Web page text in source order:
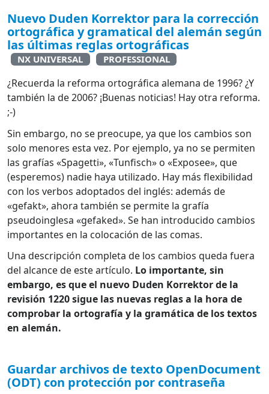
Nuevo Duden Korrektor para la corrección
ortográfica y gramatical del alemán según
las últimas reglas ortográficas
NX UNIVERSAL PROFESSIONAL
¿Recuerda la reforma ortográfica alemana de 1996? ¿Y
también la de 2006? ¡Buenas noticias! Hay otra reforma.
;-)
Sin embargo, no se preocupe, ya que los cambios son
solo menores esta vez. Por ejemplo, ya no se permiten
las grafías «Spagetti», «Tunfisch» o «Exposee», que
(esperemos) nadie haya utilizado. Hay más flexibilidad
con los verbos adoptados del inglés: además de
«gefakt», ahora también se permite la grafía
pseudoinglesa «gefaked». Se han introducido cambios
importantes en la colocación de las comas.
Una descripción completa de los cambios queda fuera
del alcance de este artículo. Lo importante, sin
embargo, es que el nuevo Duden Korrektor de la
revisión 1220 sigue las nuevas reglas a la hora de
comprobar la ortografía y la gramática de los textos
en alemán.
Guardar archivos de texto OpenDocument
(ODT) con protección por contraseña